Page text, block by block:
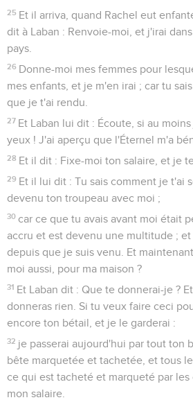
25 Et il arriva, quand Rachel eut
dit à Laban : Renvoie-moi, et j'irai
pays.
26 Donne-moi mes femmes pour
mes enfants, et je m'en irai ; car tu
que je t'ai rendu.
27 Et Laban lui dit : Écoute, si au
yeux ! J'ai aperçu que l'Éternel m'a
28 Et il dit : Fixe-moi ton salaire, et je
29 Et il lui dit : Tu sais comment je t'ai
devenu ton troupeau avec moi ;
30 car ce que tu avais avant moi était
accru et est devenu une multitude ;
depuis que je suis venu. Et
moi aussi, pour ma maison ?
31 Et Laban dit : Que te donnerai-je ?
donneras rien. Si tu veux faire ceci
encore ton bétail, et je le garderai :
32 je passerai aujourd'hui par tout ton
bête marquetée et tachetée, et tous
ce qui est tacheté et marqueté par les
mon salaire.